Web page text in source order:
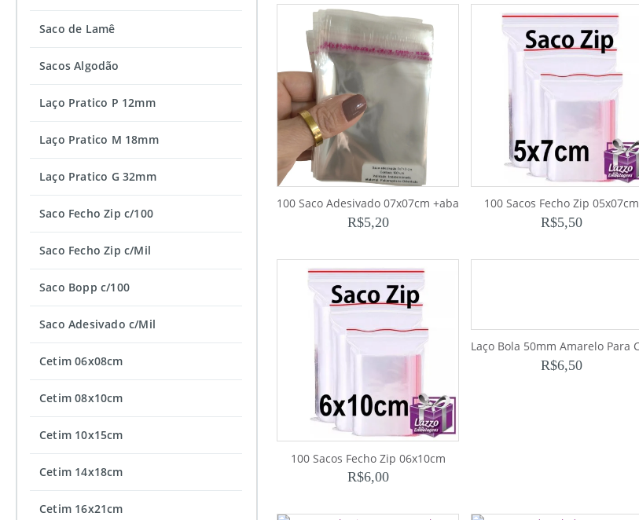
100 Saco Adesivado 07x07cm +aba
R$5,20
100 Sacos Fecho Zip 05x07cm
R$5,50
100 Sacos Fecho Zip 06x10cm
R$6,00
R$6,50
Saco de Lamê
Sacos Algodão
Laço Pratico P 12mm
Laço Pratico M 18mm
Laço Pratico G 32mm
Saco Fecho Zip c/100
Saco Fecho Zip c/Mil
Saco Bopp c/100
Saco Adesivado c/Mil
Cetim 06x08cm
Cetim 08x10cm
Cetim 10x15cm
Cetim 14x18cm
Cetim 16x21cm